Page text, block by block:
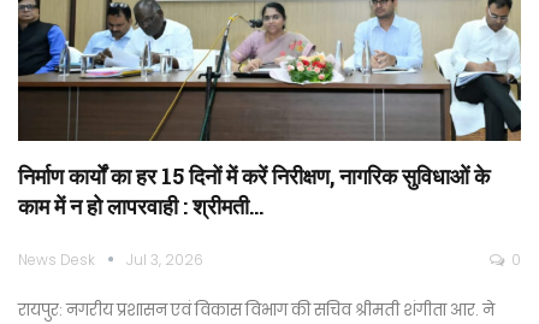
निर्माण कार्यों का हर 15 दिनों में करें निरीक्षण, नागरिक सुविधाओं के
काम में न हो लापरवाही : श्रीमती…
News Desk Jul 3, 2026 0
रायपुर: नगरीय प्रशासन एवं विकास विभाग की सचिव श्रीमती शंगीता आर. ने